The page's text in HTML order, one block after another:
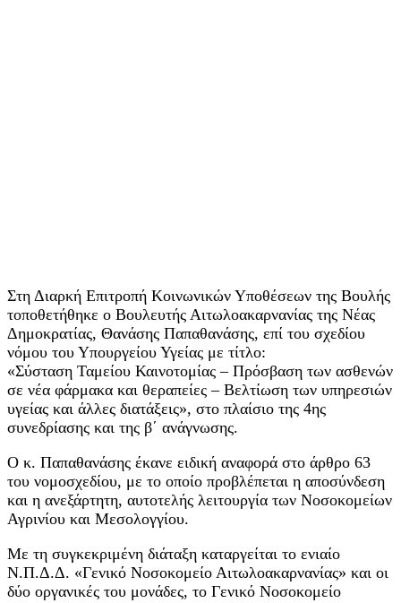
Στη Διαρκή Επιτροπή Κοινωνικών Υποθέσεων της Βουλής
τοποθετήθηκε ο Βουλευτής Αιτωλοακαρνανίας της Νέας
Δημοκρατίας, Θανάσης Παπαθανάσης, επί του σχεδίου
νόμου του Υπουργείου Υγείας με τίτλο:
«Σύσταση Ταμείου Καινοτομίας – Πρόσβαση των ασθενών
σε νέα φάρμακα και θεραπείες – Βελτίωση των υπηρεσιών
υγείας και άλλες διατάξεις», στο πλαίσιο της 4ης
συνεδρίασης και της β΄ ανάγνωσης.
Ο κ. Παπαθανάσης έκανε ειδική αναφορά στο άρθρο 63
του νομοσχεδίου, με το οποίο προβλέπεται η αποσύνδεση
και η ανεξάρτητη, αυτοτελής λειτουργία των Νοσοκομείων
Αγρινίου και Μεσολογγίου.
Με τη συγκεκριμένη διάταξη καταργείται το ενιαίο
Ν.Π.Δ.Δ. «Γενικό Νοσοκομείο Αιτωλοακαρνανίας» και οι
δύο οργανικές του μονάδες, το Γενικό Νοσοκομείο